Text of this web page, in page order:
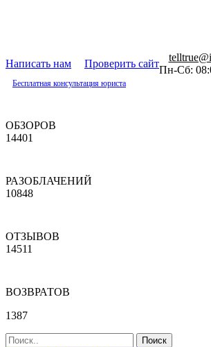
Написать нам Проверить сайт
Пн-Сб:
Бесплатная консультация юриста
ОБЗОРОВ
14401
РАЗОБЛАЧЕНИЙ
10848
ОТЗЫВОВ
14511
ВОЗВРАТОВ
1387